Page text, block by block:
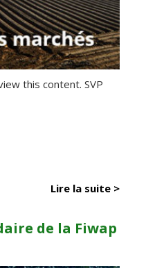
this content. SVP
Lire la suite >
de la Fiwap